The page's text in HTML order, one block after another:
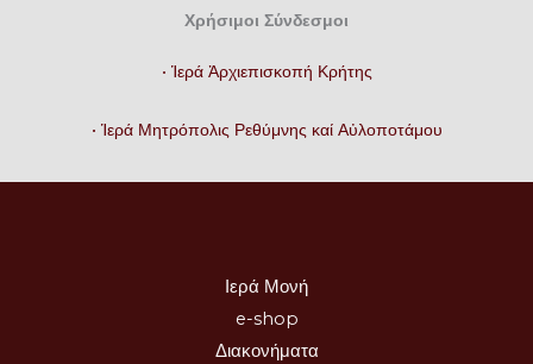
Χρήσιμοι Σύνδεσμοι
• Ἱερά Ἀρχιεπισκοπή Κρήτης
• Ἱερά Μητρόπολις Ρεθύμνης καί Αὐλοποτάμου
Ιερά Μονή
e-shop
Διακονήματα